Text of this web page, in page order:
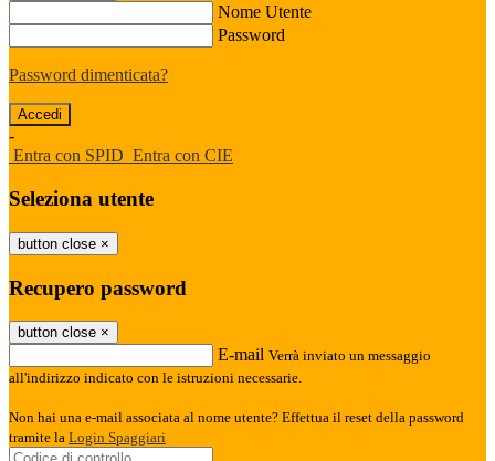
Nome Utente
Password
Password dimenticata?
-
Entra con SPID Entra con CIE
Seleziona utente
button close ×
Recupero password
button close ×
E-mail Verrà inviato un messaggio
all'indirizzo indicato con le istruzioni necessarie.
Non hai una e-mail associata al nome utente? Effettua il reset della password
tramite la Login Spaggiari